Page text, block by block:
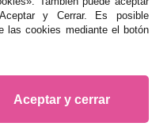
territorio español:
Cuenca,
Palencia, Pontevedra,
y cuando el
y Cerrar. Es posible
las cookies mediante el botón
Aceptar y cerrar